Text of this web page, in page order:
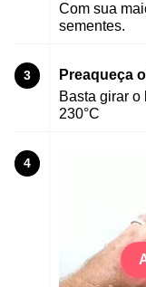
Com sua
sementes.
3
Preaqueça
Basta girar o
230°C
4